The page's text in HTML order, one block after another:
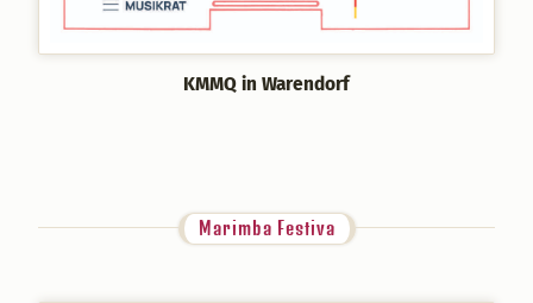
KMMQ in Warendorf
Marimba Festiva